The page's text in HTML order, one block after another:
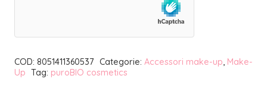
COSMETICS
quantità
COD: 8051411360537 Categorie: Accessori make-up, Make-
Up Tag: puroBIO cosmetics